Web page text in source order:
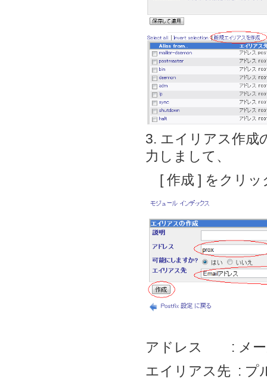
3. エイリアス作成
力しまして、
[ 作成 ] をクリッ
アドレス : メー
エイリアス先 : プ